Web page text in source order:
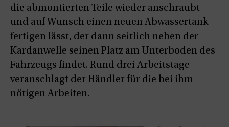
die abmontierten Teile wieder anschraubt
und auf Wunsch einen neuen Abwassertank
fertigen lässt, der dann seitlich neben der
Kardanwelle seinen Platz am Unterboden des
Fahrzeugs findet. Rund drei Arbeitstage
veranschlagt der Händler für die bei ihm
nötigen Arbeiten.